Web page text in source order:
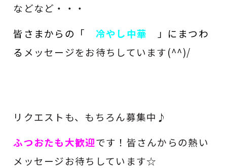
などなど・・・
皆さまからの 「 冷やし中華 」 にまつわ
る メッセージをお待ちしています(^^)/
リクエストも、もちろん募集中♪
ふつおたも大歓迎です！皆さんからの熱い
メッセージお待ちしています☆